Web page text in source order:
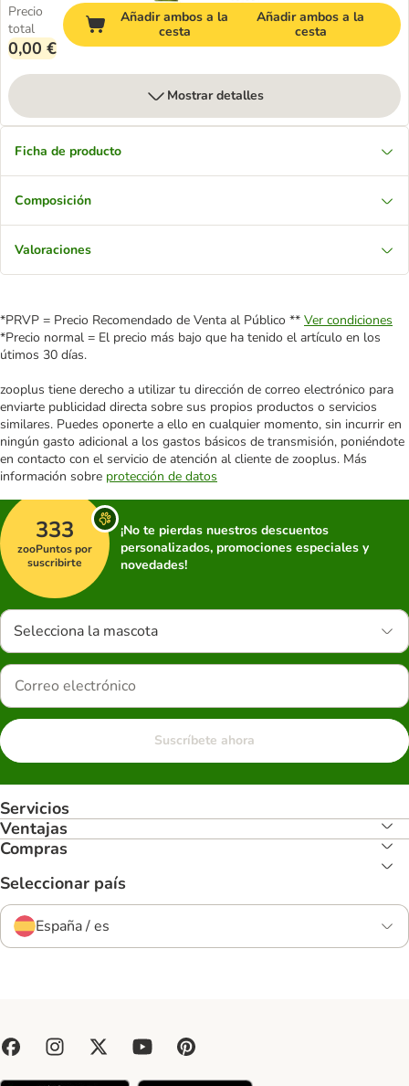
Precio
total
0,00 €
Añadir ambos a la
cesta
Añadir ambos a la
cesta
Mostrar detalles
Ficha de producto
Composición
Valoraciones
*PRVP = Precio Recomendado de Venta al Público ** Ver condiciones
*Precio normal = El precio más bajo que ha tenido el artículo en los
útimos 30 días.
zooplus tiene derecho a utilizar tu dirección de correo electrónico para
enviarte publicidad directa sobre sus propios productos o servicios
similares. Puedes oponerte a ello en cualquier momento, sin incurrir en
ningún gasto adicional a los gastos básicos de transmisión, poniéndote
en contacto con el servicio de atención al cliente de zooplus. Más
información sobre protección de datos
333
zooPuntos por
suscribirte
¡No te pierdas nuestros descuentos
personalizados, promociones especiales y
novedades!
Selecciona la mascota
Suscríbete ahora
Servicios
Ventajas
Compras
Seleccionar país
España / es